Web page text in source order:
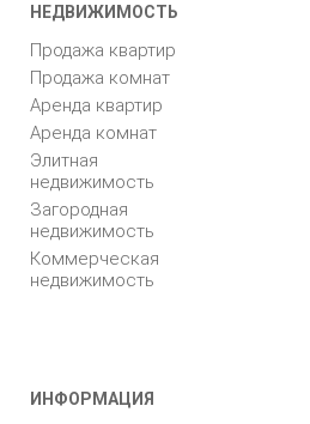
НЕДВИЖИМОСТЬ
Продажа квартир
Продажа комнат
Аренда квартир
Аренда комнат
Элитная
недвижимость
Загородная
недвижимость
Коммерческая
недвижимость
ИНФОРМАЦИЯ